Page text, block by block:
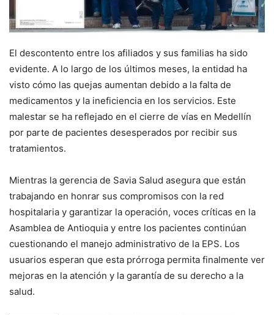
El descontento entre los afiliados y sus familias ha sido
evidente. A lo largo de los últimos meses, la entidad ha
visto cómo las quejas aumentan debido a la falta de
medicamentos y la ineficiencia en los servicios. Este
malestar se ha reflejado en el cierre de vías en Medellín
por parte de pacientes desesperados por recibir sus
tratamientos.
Mientras la gerencia de Savia Salud asegura que están
trabajando en honrar sus compromisos con la red
hospitalaria y garantizar la operación, voces críticas en la
Asamblea de Antioquia y entre los pacientes continúan
cuestionando el manejo administrativo de la EPS. Los
usuarios esperan que esta prórroga permita finalmente ver
mejoras en la atención y la garantía de su derecho a la
salud.